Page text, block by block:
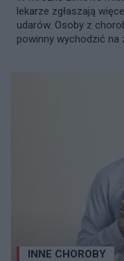
lekarze zgłaszają
udarów. Osoby z
powinny wychodzić na
INNE CHOROBY